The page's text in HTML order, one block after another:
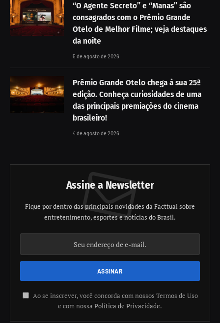
“O Agente Secreto” e “Manas” são
consagrados com o Prêmio Grande
Otelo de Melhor Filme; veja destaques
da noite
5 de agosto de 2026
Prêmio Grande Otelo chega à sua 25ª
edição. Conheça curiosidades de uma
das principais premiações do cinema
brasileiro!
4 de agosto de 2026
Assine a Newsletter
Fique por dentro das principais novidades da Facttual sobre
entretenimento, esportes e notícias do Brasil.
Ao se inscrever, você concorda com nossos Termos de Uso
e com nossa Política de Privacidade.